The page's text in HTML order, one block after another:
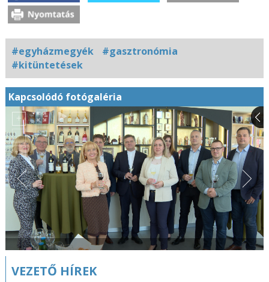
#egyházmegyék
#gasztronómia
#kitüntetések
Kapcsolódó fotógaléria
VEZETŐ HÍREK